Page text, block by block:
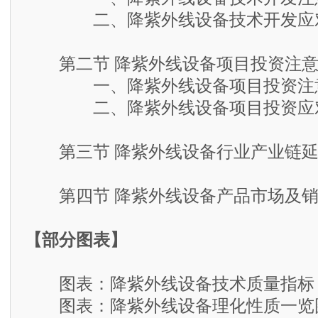
二、降紫外线设备技术开发应
第二节 降紫外线设备项目投资注意
一、降紫外线设备项目投资注
二、降紫外线设备项目投资应
第三节 降紫外线设备行业产业链
第四节 降紫外线设备产品市场及销
【部分图表】
图表：降紫外线设备技术质量指标
图表：降紫外线设备理化性质一览